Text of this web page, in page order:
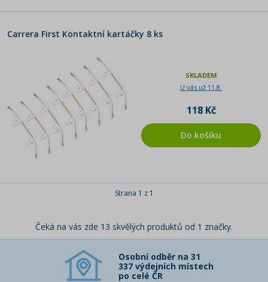
Carrera First Kontaktní kartáčky 8 ks
SKLADEM
U vás už 11.8.
118 Kč
Do košíku
Strana 1 z 1
Čeká na vás zde 13 skvělých produktů od 1 značky.
Osobní odběr na 31
337 výdejních místech
po celé ČR